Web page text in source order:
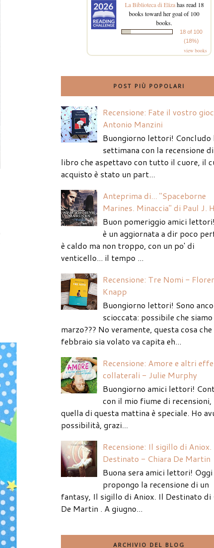
La Biblioteca di Elizahas read 18
books toward her goal of 100
books.
18 of 100
(18%)
view books
POST PIÙ POPOLARI
Recensione: Fate il vostro
Antonio Manzini
Buongiorno lettori! Concludo
settimana con la recensione
libro che aspettavo con tutto il cuore, il
acquisto è stato un part...
Anteprima di... "Spaceborne
Marines. Minaccia" di Paul J.
Buon pomeriggio amici
è un aggiornata a dir poco
è caldo ma non troppo, con un po' di
venticello... il tempo ...
Recensione: Tre Nomi -
Knapp
Buongiorno lettori! Sono
scioccata: possibile che siamo
marzo??? No veramente, questa cosa che
febbraio sia volato va capita eh...
Recensione: Amore e altri
collaterali - Julie Murphy
Buongiorno amici lettori!
con il mio fiume di recensioni,
quella di questa mattina è speciale. Ho
possibilità, grazi...
Recensione: Il sigillo di
Destinato - Chiara De Martin
Buona sera amici lettori!
propongo la recensione di un
fantasy, Il sigillo di Aniox. Il Destinato di
De Martin . A giugno...
ARCHIVIO DEL BLOG